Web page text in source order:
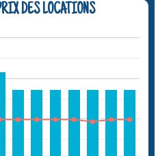
DES LOCATIONS